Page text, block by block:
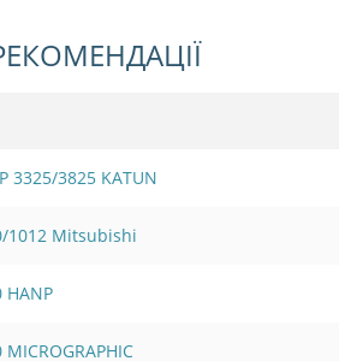
3325/3825 KATUN
1012 Mitsubishi
HANP